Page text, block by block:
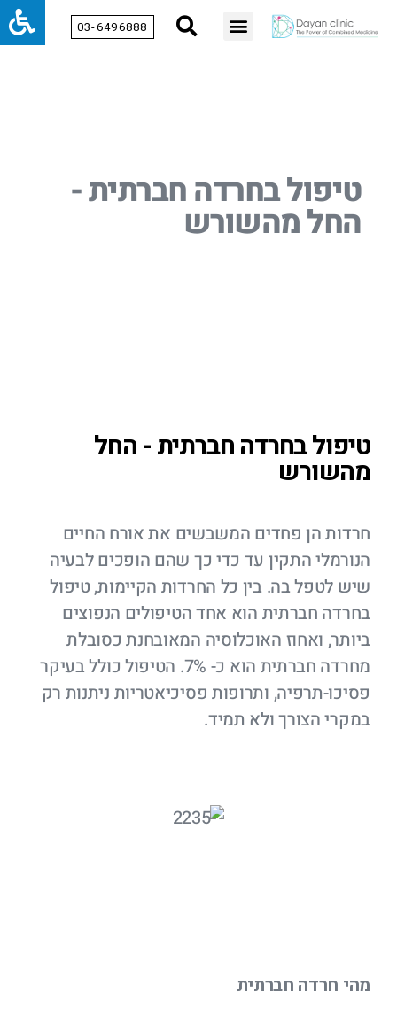
03-6496888
טיפול בחרדה חברתית -
החל מהשורש
טיפול בחרדה חברתית - החל
מהשורש
חרדות הן פחדים המשבשים את אורח החיים
הנורמלי התקין עד כדי כך שהם הופכים לבעיה
שיש לטפל בה. בין כל החרדות הקיימות, טיפול
בחרדה חברתית הוא אחד הטיפולים הנפוצים
ביותר, ואחוז האוכלוסיה המאובחנת כסובלת
מחרדה חברתית הוא כ- 7%. הטיפול כולל בעיקר
פסיכו-תרפיה, ותרופות פסיכיאטריות ניתנות רק
במקרי הצורך ולא תמיד.
מהי חרדה חברתית